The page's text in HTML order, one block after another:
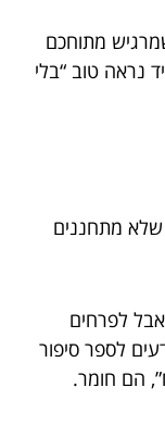
מתוחכם
נראה טוב “בלי
שלא מתחננים
אבל לפרחים
לספר סיפור
הם חומר.